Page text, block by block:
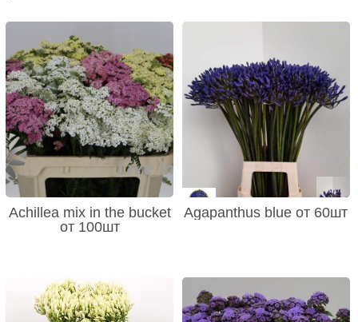
Achillea mix in the bucket
от 100шт
Agapanthus blue от 60шт